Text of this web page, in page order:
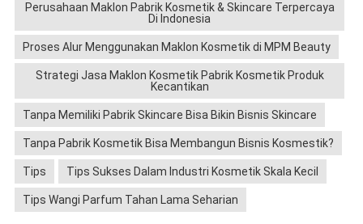
Perusahaan Maklon Pabrik Kosmetik & Skincare Terpercaya
Di Indonesia
Proses Alur Menggunakan Maklon Kosmetik di MPM Beauty
Strategi Jasa Maklon Kosmetik Pabrik Kosmetik Produk
Kecantikan
Tanpa Memiliki Pabrik Skincare Bisa Bikin Bisnis Skincare
Tanpa Pabrik Kosmetik Bisa Membangun Bisnis Kosmestik?
Tips Tips Sukses Dalam Industri Kosmetik Skala Kecil
Tips Wangi Parfum Tahan Lama Seharian